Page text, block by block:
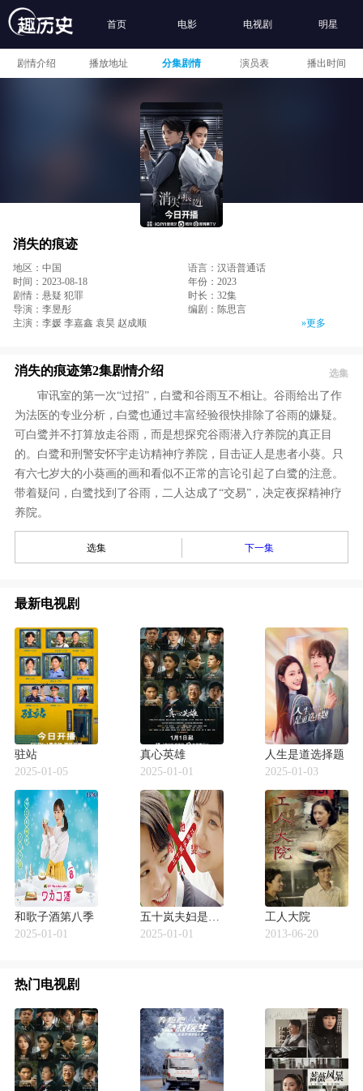
首页 电影 电视剧 明星
剧情介绍 播放地址 分集剧情 演员表 播出时间
消失的痕迹
地区：中国
语言：汉语普通话
时间：2023-08-18
年份：2023
剧情：悬疑 犯罪
时长：32集
导演：李昱彤
编剧：陈思言
主演：李媛 李嘉鑫 袁昊 赵成顺
»更多
消失的痕迹第2集剧情介绍 选集
审讯室的第一次“过招”，白鹭和谷雨互不相让。谷雨给出了作
为法医的专业分析，白鹭也通过丰富经验很快排除了谷雨的嫌疑。
可白鹭并不打算放走谷雨，而是想探究谷雨潜入疗养院的真正目
的。白鹭和刑警安怀宇走访精神疗养院，目击证人是患者小葵。只
有六七岁大的小葵画的画和看似不正常的言论引起了白鹭的注意。
带着疑问，白鹭找到了谷雨，二人达成了“交易”，决定夜探精神疗
养院。
选集 下一集
最新电视剧
驻站
2025-01-05
真心英雄
2025-01-01
人生是道选择题
2025-01-03
和歌子酒第八季
2025-01-01
五十岚夫妇是伪装的陌生人
2025-01-01
工人大院
2013-06-20
热门电视剧